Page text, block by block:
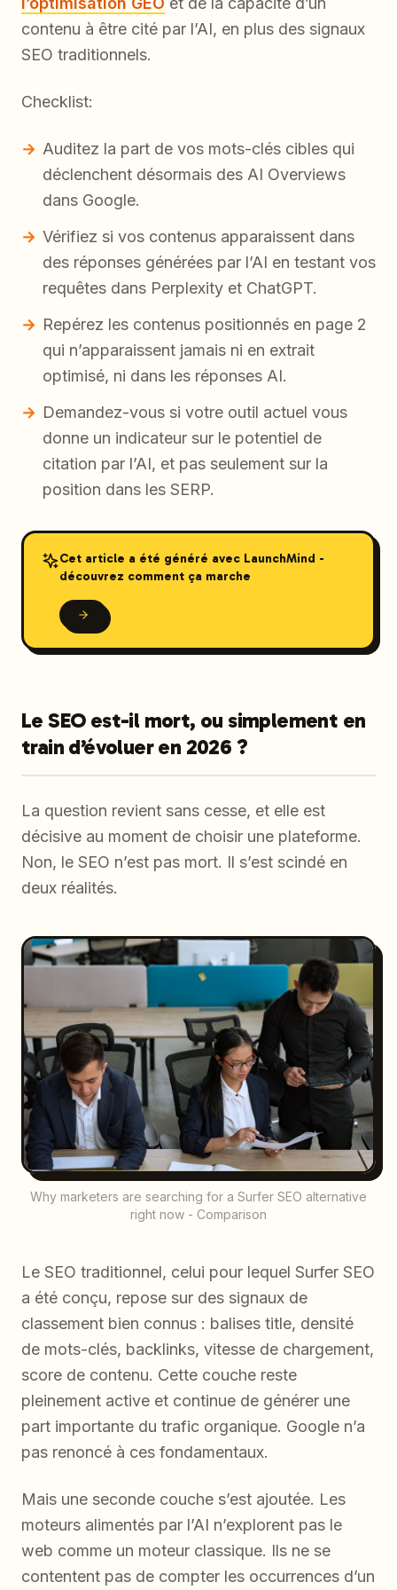
contenu à être cité par l’AI, en plus des signaux
SEO traditionnels.
Checklist:
Auditez la part de vos mots-clés cibles qui
déclenchent désormais des AI Overviews
dans Google.
Vérifiez si vos contenus apparaissent dans
des réponses générées par l’AI en testant vos
requêtes dans Perplexity et ChatGPT.
Repérez les contenus positionnés en page 2
qui n’apparaissent jamais ni en extrait
optimisé, ni dans les réponses AI.
Demandez-vous si votre outil actuel vous
donne un indicateur sur le potentiel de
citation par l’AI, et pas seulement sur la
position dans les SERP.
Cet article a été généré avec LaunchMind -
découvrez comment ça marche
Le SEO est-il mort, ou simplement en
train d’évoluer en 2026 ?
La question revient sans cesse, et elle est
décisive au moment de choisir une plateforme.
Non, le SEO n’est pas mort. Il s’est scindé en
deux réalités.
Why marketers are searching for a Surfer SEO alternative
right now - Comparison
Le SEO traditionnel, celui pour lequel Surfer SEO
a été conçu, repose sur des signaux de
classement bien connus : balises title, densité
de mots-clés, backlinks, vitesse de chargement,
score de contenu. Cette couche reste
pleinement active et continue de générer une
part importante du trafic organique. Google n’a
pas renoncé à ces fondamentaux.
Mais une seconde couche s’est ajoutée. Les
moteurs alimentés par l’AI n’explorent pas le
web comme un moteur classique. Ils ne se
contentent pas de compter les occurrences d’un